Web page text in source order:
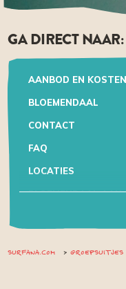
GA DIRECT NAAR:
AANBOD EN KOSTEN
BLOEMENDAAL
CONTACT
FAQ
LOCATIES
BLOEMENDAAL AAN
SURFANA.COM GROEPSUITJES